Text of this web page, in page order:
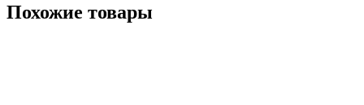
Похожие товары